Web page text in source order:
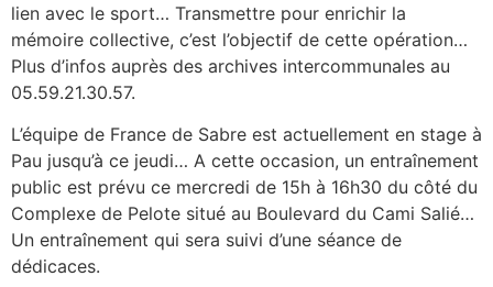
lien avec le sport… Transmettre pour enrichir la
mémoire collective, c’est l’objectif de cette opération…
Plus d’infos auprès des archives intercommunales au
05.59.21.30.57.
L’équipe de France de Sabre est actuellement en stage à
Pau jusqu’à ce jeudi… A cette occasion, un entraînement
public est prévu ce mercredi de 15h à 16h30 du côté du
Complexe de Pelote situé au Boulevard du Cami Salié…
Un entraînement qui sera suivi d’une séance de
dédicaces.